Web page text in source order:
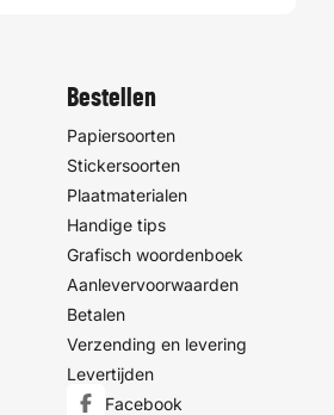
Bestellen
Papiersoorten
Stickersoorten
Plaatmaterialen
Handige tips
Grafisch woordenboek
Aanlevervoorwaarden
Betalen
Verzending en levering
Levertijden
Facebook